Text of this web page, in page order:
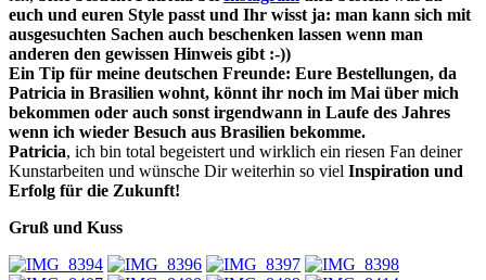
euch und euren Style passt und Ihr wisst ja: man kann sich mit
ausgesuchten Sachen auch beschenken lassen wenn man
anderen den gewissen Hinweis gibt :-))
Ein Tip für meine deutschen Freunde: Eure Bestellungen, da
Patricia in Brasilien wohnt, könnt ihr noch im Mai über mich
bekommen oder auch sonst irgendwann in Laufe des Jahres
wenn ich wieder Besuch aus Brasilien bekomme.
Patricia, ich bin total begeistert und wirklich ein riesen Fan deiner
Kunstarbeiten und wünsche Dir weiterhin so viel Inspiration und
Erfolg für die Zukunft!
Gruß und Kuss